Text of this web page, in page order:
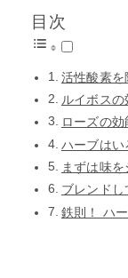
目次
活性酸素を
ルイボスの
ローズの効
ハーブはい
まずは味
ブレンドし
鉄則！ ハ